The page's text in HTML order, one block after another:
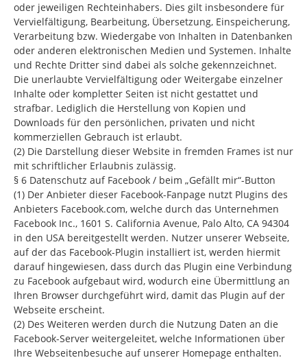
oder jeweiligen Rechteinhabers. Dies gilt insbesondere für
Vervielfältigung, Bearbeitung, Übersetzung, Einspeicherung,
Verarbeitung bzw. Wiedergabe von Inhalten in Datenbanken
oder anderen elektronischen Medien und Systemen. Inhalte
und Rechte Dritter sind dabei als solche gekennzeichnet.
Die unerlaubte Vervielfältigung oder Weitergabe einzelner
Inhalte oder kompletter Seiten ist nicht gestattet und
strafbar. Lediglich die Herstellung von Kopien und
Downloads für den persönlichen, privaten und nicht
kommerziellen Gebrauch ist erlaubt.
(2) Die Darstellung dieser Website in fremden Frames ist nur
mit schriftlicher Erlaubnis zulässig.
§ 6 Datenschutz auf Facebook / beim „Gefällt mir“-Button
(1) Der Anbieter dieser Facebook-Fanpage nutzt Plugins des
Anbieters Facebook.com, welche durch das Unternehmen
Facebook Inc., 1601 S. California Avenue, Palo Alto, CA 94304
in den USA bereitgestellt werden. Nutzer unserer Webseite,
auf der das Facebook-Plugin installiert ist, werden hiermit
darauf hingewiesen, dass durch das Plugin eine Verbindung
zu Facebook aufgebaut wird, wodurch eine Übermittlung an
Ihren Browser durchgeführt wird, damit das Plugin auf der
Webseite erscheint.
(2) Des Weiteren werden durch die Nutzung Daten an die
Facebook-Server weitergeleitet, welche Informationen über
Ihre Webseitenbesuche auf unserer Homepage enthalten.